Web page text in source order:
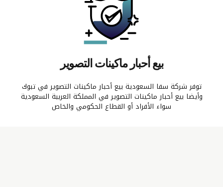
بيع أحبار ماكينات التصوير
توفر شركة سفا السعودية بيع أحبار ماكينات التصوير في تبوك
وأيضا بيع أحبار ماكينات التصوير في المملكة العربية السعودية
سواء الأفراد أو القطاع الحكومي والخاص